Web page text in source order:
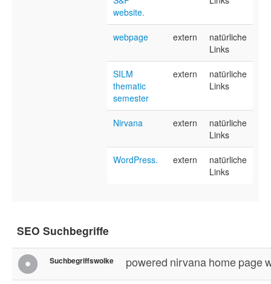
website.
webpage extern
natürliche
Links
SILM
thematic
semester
extern
natürliche
Links
Nirvana extern
natürliche
Links
WordPress. extern
natürliche
Links
SEO Suchbegriffe
Suchbegriffswolke powered nirvanahomepage